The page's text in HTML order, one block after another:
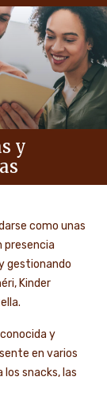
y
como unas
presencia
gestionando
Kinder
y
en varios
snacks, las